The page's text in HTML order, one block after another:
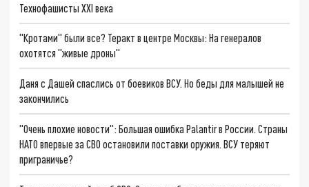
Технофашисты XXI века
"Кротами" были все? Теракт в центре Москвы: На генералов
охотятся "живые дроны"
Даня с Дашей спаслись от боевиков ВСУ. Но беды для малышей не
закончились
"Очень плохие новости": Большая ошибка Palantir в России. Страны
НАТО впервые за СВО остановили поставки оружия. ВСУ теряют
приграничье?